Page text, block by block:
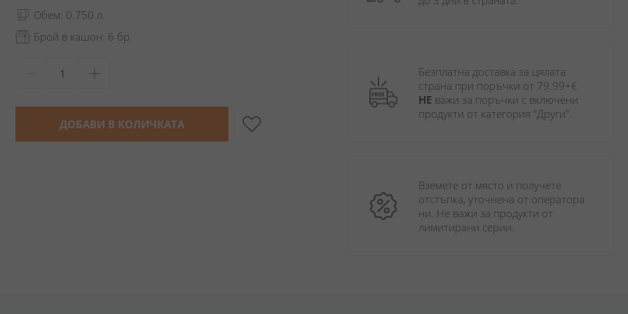
Обем: 0.750 л.
Брой в кашон: 6 бр.
ДОБАВИ В КОЛИЧКАТА
Безплатна доставка за цялата
НЕ важи за поръчки с включени
продукти от категория "Други".
Вземете от място и получете
отстъпка, уточнена от оператора
ни. Не важи за продукти от
лимитирани серии.